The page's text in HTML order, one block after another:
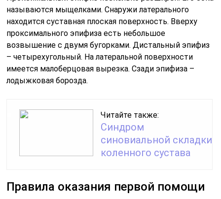
называются мыщелками. Снаружи латерального
находится суставная плоская поверхность. Вверху
проксимального эпифиза есть небольшое
возвышение с двумя бугорками. Дистальный эпифиз
– четырехугольный. На латеральной поверхности
имеется малоберцовая вырезка. Сзади эпифиза –
лодыжковая борозда.
Читайте также:
Синдром
синовиальной складки
коленного сустава
Правила оказания первой помощи